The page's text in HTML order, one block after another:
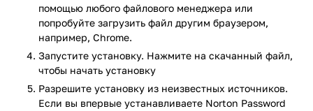
Также нужно сказать несколько слов о памяти, в которой
нуждается приложение Norton Password Manager. Здесь
далеко не всё так однозначно. Установить Norton Password
Manager на свой смартфон сможет только тот, у кого нет
проблем с памятью, ведь вес приложения составляет аж 71
мегабайт (для старых мобильных устройств это довольно
много).
помощью любого файлового менеджера или
попробуйте загрузить файл другим браузером,
например, Chrome.
Запустите установку. Нажмите на скачанный файл,
чтобы начать установку
Разрешите установку из неизвестных источников.
Если вы впервые устанавливаете Norton Password